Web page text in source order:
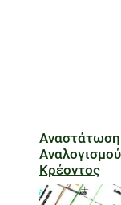
Αναστάτωση
Κρέοντος